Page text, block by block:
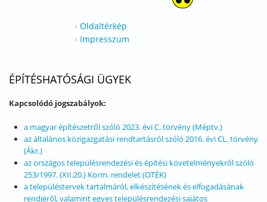
Oldaltérkép
Impresszum
ÉPÍTÉSHATÓSÁGI ÜGYEK
Kapcsolódó jogszabályok:
a magyar építészetről szóló 2023. évi C. törvény (Méptv.)
az általános közigazgatási rendtartásról szóló 2016. évi CL. törvény
(Ákr.)
az országos településrendezési és építési követelményekről szóló
253/1997. (XII.20.) Korm. rendelet (OTÉK)
a településtervek tartalmáról, elkészítésének és elfogadásának
rendjéről, valamint egyes településrendezési sajátos